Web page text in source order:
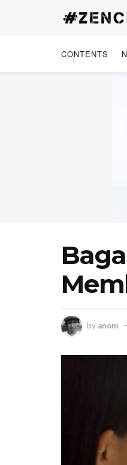
CONTENTS
by anom